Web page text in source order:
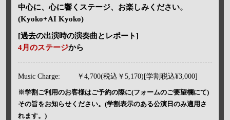
中心に、心に響くステージ、お楽しみください。
(Kyoko+AI Kyoko)
[過去の出演時の演奏曲とレポート]
4月のステージから
Music Charge: ￥4,700(税込￥5,170)[学割税込¥3,000]
※学割ご利用のお客様はご予約の際に(フォームのご要望欄にて)
その旨をお知らせください。(学割表示のある公演日のみ適用さ
れます。)